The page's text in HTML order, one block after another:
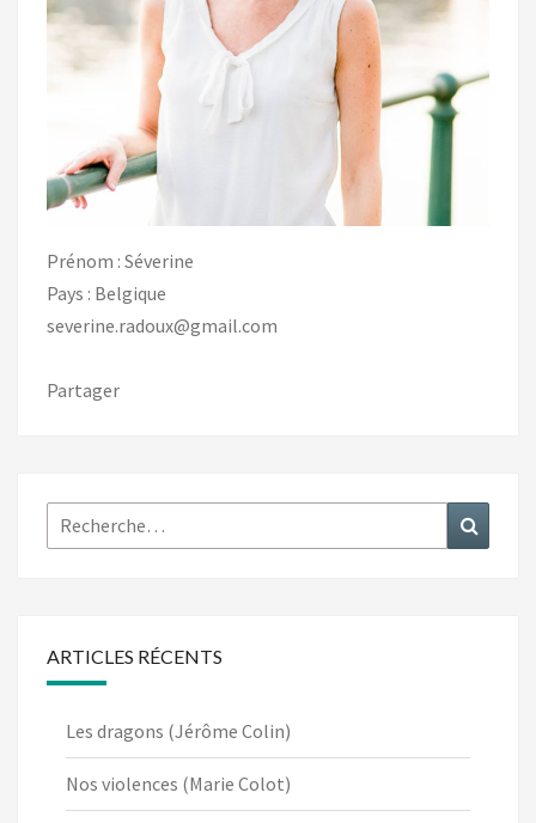
Prénom : Séverine
Pays : Belgique
severine.radoux@gmail.com
Partager
Rechercher :
ARTICLES RÉCENTS
Les dragons (Jérôme Colin)
Nos violences (Marie Colot)